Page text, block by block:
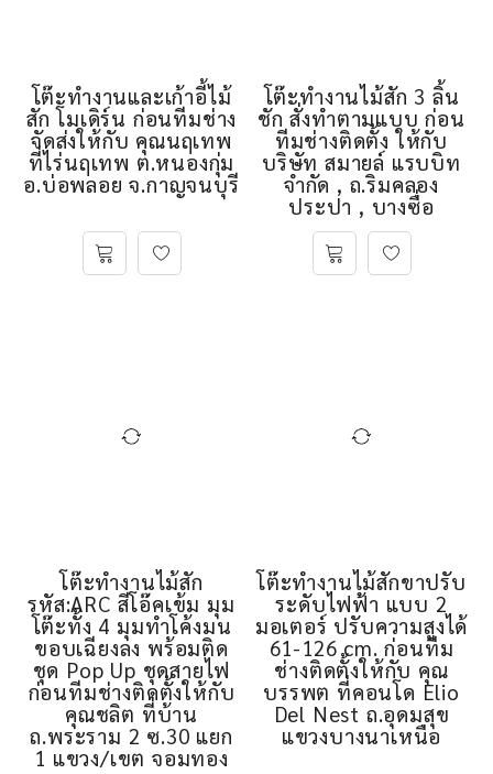
โต๊ะทำงานและเก้าอี้ไม้
สัก โมเดิร์น ก่อนทีมช่าง
จัดส่งให้กับ คุณนฤเทพ
ที่ไร่นฤเทพ ต.หนองกุ่ม
อ.บ่อพลอย จ.กาญจนบุรี
โต๊ะทำงานไม้สัก 3 ลิ้น
ชัก สั่งทำตามแบบ ก่อน
ทีมช่างติดตั้ง ให้กับ
บริษัท สมายล์ แรบบิท
จำกัด , ถ.ริมคลอง
ประปา , บางซื่อ
โต๊ะทำงานไม้สัก
รหัส:ARC สีโอ๊คเข้ม มุม
โต๊ะทั้ง 4 มุมทำโค้งมน
ขอบเฉียงลง พร้อมติด
ชุด Pop Up ชุดสายไฟ
ก่อนทีมช่างติดตั้งให้กับ
คุณชลิต ที่บ้าน
ถ.พระราม 2 ซ.30 แยก
1 แขวง/เขต จอมทอง
โต๊ะทำงานไม้สักขาปรับ
ระดับไฟฟ้า แบบ 2
มอเตอร์ ปรับความสูงได้
61-126 cm. ก่อนทีม
ช่างติดตั้งให้กับ คุณ
บรรพต ที่คอนโด Elio
Del Nest ถ.อุดมสุข
แขวงบางนาเหนือ